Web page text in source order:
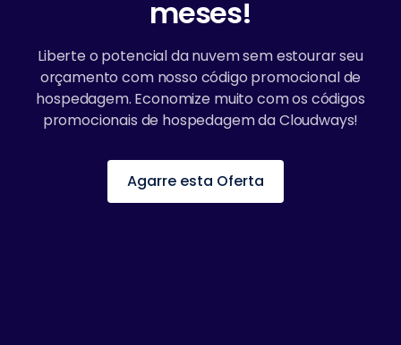
meses!
Liberte o potencial da nuvem sem estourar seu
orçamento com nosso código promocional de
hospedagem. Economize muito com os códigos
promocionais de hospedagem da Cloudways!
Agarre esta Oferta